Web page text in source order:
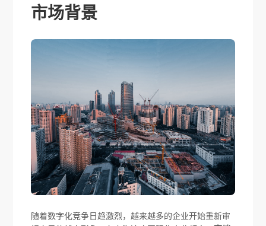
市场背景
随着数字化竞争日趋激烈，越来越多的企业开始重新审